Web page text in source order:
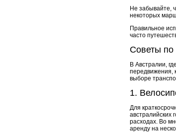
Не забывайте,
некоторых
Правильное
часто
Советы по
В Австралии,
передвижения,
выборе
1.
Для
австралийских
расходах. Во
аренду на